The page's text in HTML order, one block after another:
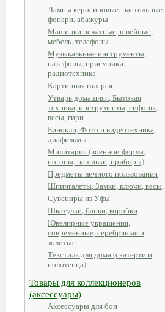
Лампы керосиновые, настольные,
фонари, абажуры
Машинки печатные, швейные,
мебель, телефоны
Музыкальные инструменты,
патефоны, приемники,
радиотехника
Картинная галерея
Утварь домашняя, Бытовая
техника, инструменты, сифоны,
весы, гири
Бинокли, Фото и видеотехника,
диафильмы
Милитария (военное-форма,
погоны, нашивки, приборы)
Предметы личного пользования
Шпингалеты, Замки, ключи, весы,
Сувениры из Уфы
Шкатулки, банки, коробки
Ювелирные украшения,
современные, серебряные и
золотые
Текстиль для дома (скатерти и
полотенца)
Товары для коллекционеров
(аксессуары)
Аксессуары для бон